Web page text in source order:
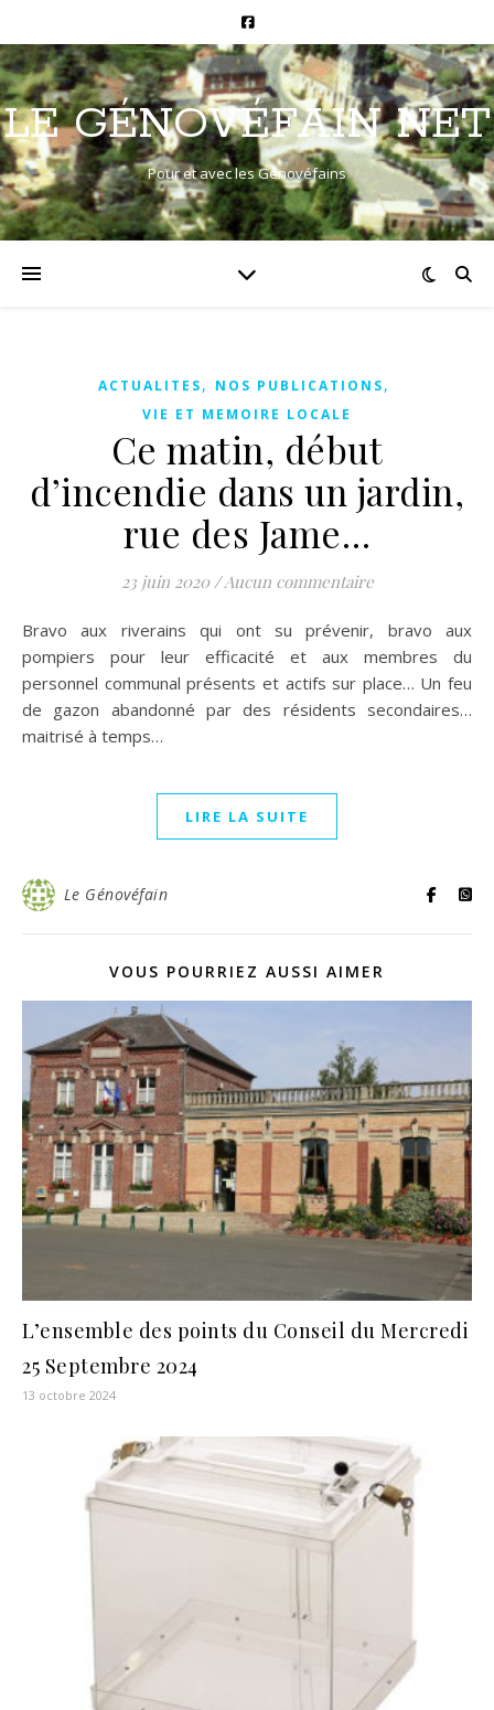
LE GÉNOVÉFAIN NET
Pour et avec les Génovéfains
ACTUALITES, NOS PUBLICATIONS,
VIE ET MEMOIRE LOCALE
Ce matin, début
d’incendie dans un jardin,
rue des Jame…
23 juin 2020 /Aucun commentaire
Bravo aux riverains qui ont su prévenir, bravo aux
pompiers pour leur efficacité et aux membres du
personnel communal présents et actifs sur place… Un feu
de gazon abandonné par des résidents secondaires…
maitrisé à temps…
LIRE LA SUITE
Le Génovéfain
VOUS POURRIEZ AUSSI AIMER
L’ensemble des points du Conseil du Mercredi
25 Septembre 2024
13 octobre 2024